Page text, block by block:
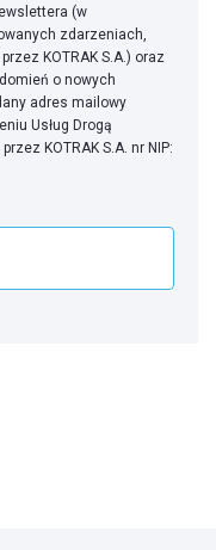
(w
zdarzeniach,
KOTRAK S.A.) oraz
o nowych
adres mailowy
Usług Drogą
KOTRAK S.A. nr NIP: